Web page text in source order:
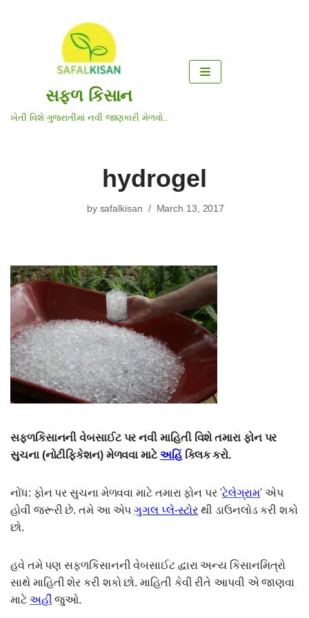
સફળ કિસાન
ખેતી વિશે ગુજરાતીમાં નવી જાણકારી મેળવો..
hydrogel
by safalkisan March 13, 2017
સફ્ળકિસાનની વેબસાઈટ પર નવી માહિતી વિશે તમારા ફોન પર
સુચના (નોટીફિકેશન) મેળવવા માટેઅહિંક્લિક કરો.
નોંધ: ફોન પર સુચના મેળવવા માટે તમારા ફોન પર 'ટેલેગ્રામ' એપ
હોવી જરૂરી છે. તમે આ એપગુગલ પ્લે-સ્ટોર થી ડાઉનલોડ કરી શકો
છો.
હવે તમે પણ સફળકિસાનની વેબસાઈટ દ્વારા અન્ય કિસાનમિત્રો
સાથે માહિતી શેર કરી શકો છો. માહિતી કેવી રીતે આપવી એ જાણવા
માટે અહીં જુઓ.